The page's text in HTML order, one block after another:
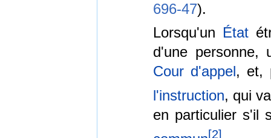
696-47).
Lorsqu'un État
d'une personne,
Cour d'appel, et,
l'instruction, qui
en particulier s'il
[2]